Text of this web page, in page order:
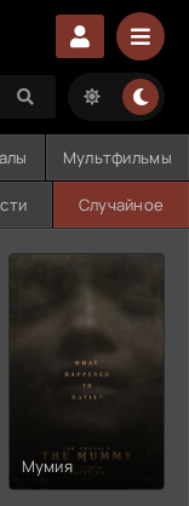
Мультфильмы
Случайное
Мумия